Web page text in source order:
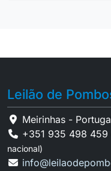
Leilão de
Meirinhas -
+351 935 498 459
nacional)